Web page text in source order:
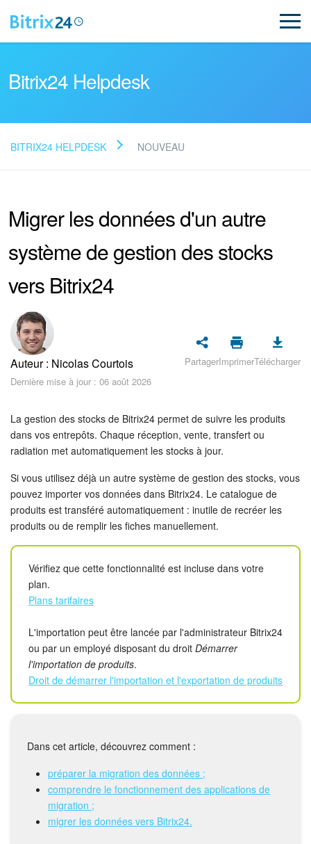
NOUVEAU
Assistance de Bitrix24
Inscription et connexion
Sécurité dans Bitrix24
Démarrer sur Bitrix24
Abonnement
Actualités
Tâches et projets
Projets IA
Messenger
Groupes de travail
Bitrix24 Drive
Gestion des stocks
Messagerie web
Bitrix24 Helpdesk
BITRIX24 HELPDESK NOUVEAU
Migrer les données d'un autre
système de gestion des stocks
vers Bitrix24
Auteur : Nicolas Courtois
Dernière mise à jour : 06 août 2026
PartagerImprimerTélécharger
La gestion des stocks de Bitrix24 permet de suivre les produits
dans vos entrepôts. Chaque réception, vente, transfert ou
radiation met automatiquement les stocks à jour.
Si vous utilisez déjà un autre système de gestion des stocks, vous
pouvez importer vos données dans Bitrix24. Le catalogue de
produits est transféré automatiquement : inutile de recréer les
produits ou de remplir les fiches manuellement.
Vérifiez que cette fonctionnalité est incluse dans votre
plan.
Plans tarifaires
L'importation peut être lancée par l'administrateur Bitrix24
ou par un employé disposant du droit Démarrer
l'importation de produits.
Droit de démarrer l'importation et l'exportation de produits
Dans cet article, découvrez comment :
préparer la migration des données ;
comprendre le fonctionnement des applications de
migration ;
migrer les données vers Bitrix24.